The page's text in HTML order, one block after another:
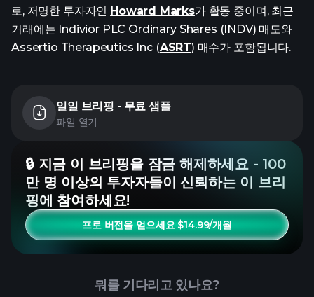
로, 저명한 투자자인 Howard Marks가 활동 중이며, 최근
거래에는 Indivior PLC Ordinary Shares (INDV) 매도와
Assertio Therapeutics Inc (ASRT) 매수가 포함됩니다.
일일 브리핑 - 무료 샘플
파일 열기
🔒 지금 이 브리핑을 잠금 해제하세요 - 100
만 명 이상의 투자자들이 신뢰하는 이 브리
핑에 참여하세요!
프로 버전을 얻으세요 $14.99/개월
뭐를 기다리고 있나요?